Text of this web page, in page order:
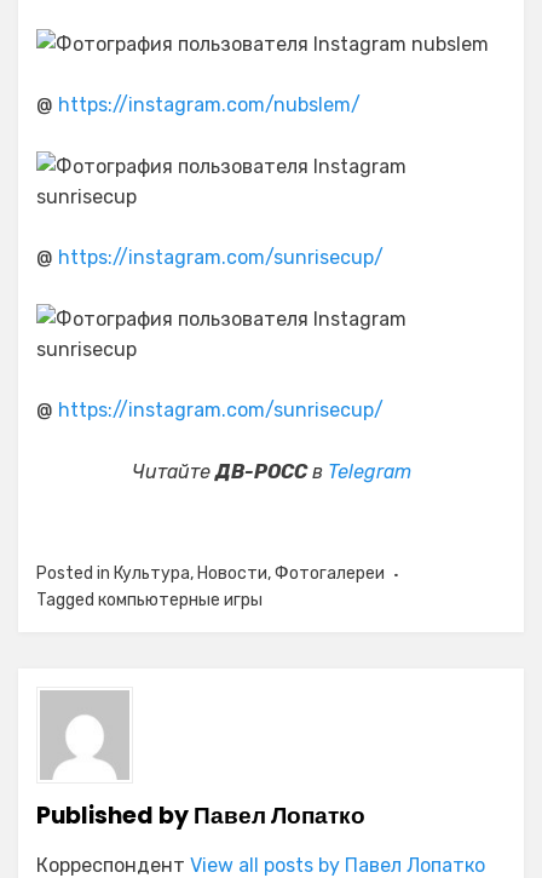
@ https://instagram.com/nubslem/
@ https://instagram.com/sunrisecup/
@ https://instagram.com/sunrisecup/
ЧитайтеДВ-РОССв Telegram
Posted in Культура, Новости,Фотогалереи
Tagged компьютерные игры
Published byПавел Лопатко
Корреспондент View all posts by Павел Лопатко